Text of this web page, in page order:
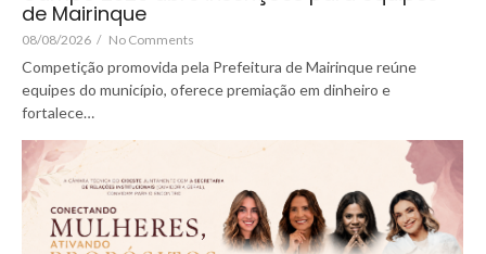
de Mairinque
08/08/2026 / No Comments
Competição promovida pela Prefeitura de Mairinque reúne
equipes do município, oferece premiação em dinheiro e
fortalece…